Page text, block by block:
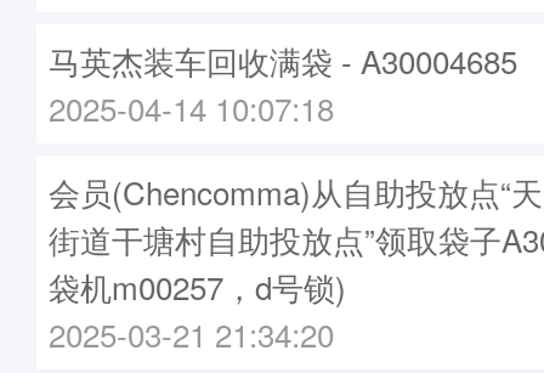
马英杰装车回收满袋 - A30004685
2025-04-14 10:07:18
会员(Chencomma)从自助投放点“
街道干塘村自助投放点”领取袋子
袋机m00257，d号锁)
2025-03-21 21:34:20